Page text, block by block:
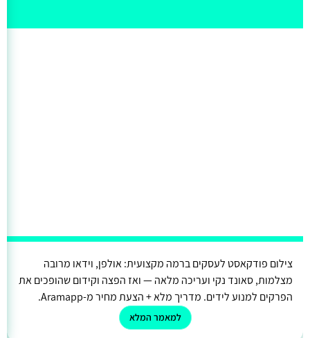
צילום פודקאסט לעסקים ברמה מקצועית: אולפן, וידאו מרובה
מצלמות, סאונד נקי ועריכה מלאה — ואז הפצה וקידום שהופכים את
הפרקים למנוע לידים. מדריך מלא + הצעת מחיר מ-Aramapp.
למאמר המלא